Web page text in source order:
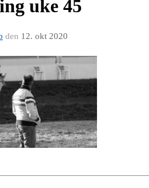
uke 45
den 12. okt 2020